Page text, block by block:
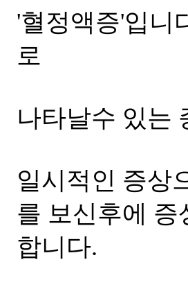
'혈정액증'입니
로
나타날수 있는
일시적인 증상
를 보신후에
합니다.